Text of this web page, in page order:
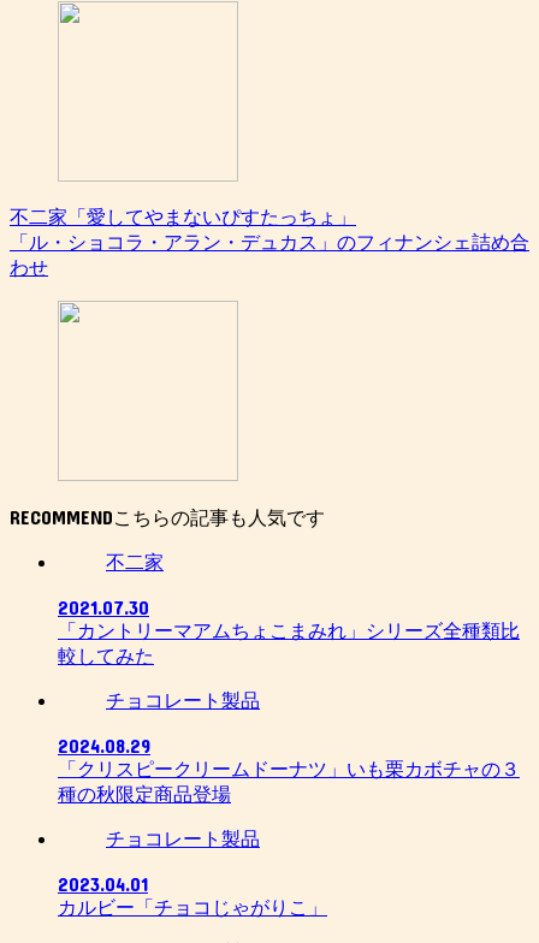
不二家「愛してやまないぴすたっちょ」
「ル・ショコラ・アラン・デュカス」のフィナンシェ詰め合
わせ
RECOMMEND
不二家
2021.07.30
「カントリーマアムちょこまみれ」シリーズ全種類比
較してみた
チョコレート製品
2024.08.29
「クリスピークリームドーナツ」いも栗カボチャの３
種の秋限定商品登場
チョコレート製品
2023.04.01
カルビー「チョコじゃがりこ」